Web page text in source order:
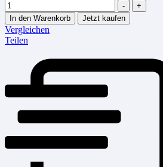
-
+
In den Warenkorb
Jetzt kaufen
Vergleichen
Teilen